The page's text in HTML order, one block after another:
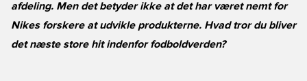
afdeling. Men det betyder ikke at det har været nemt for
Nikes forskere at udvikle produkterne. Hvad tror du bliver
det næste store hit indenfor fodboldverden?